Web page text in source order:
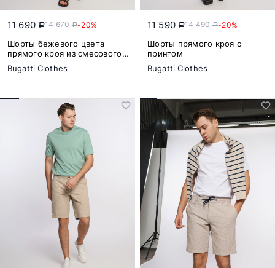
11 690 a14 670a-20%
Шорты бежевого цвета
прямого кроя из смесового
хлопка
Bugatti Clothes
11 590 a14 490a-20%
Шорты прямого кроя с
принтом
Bugatti Clothes